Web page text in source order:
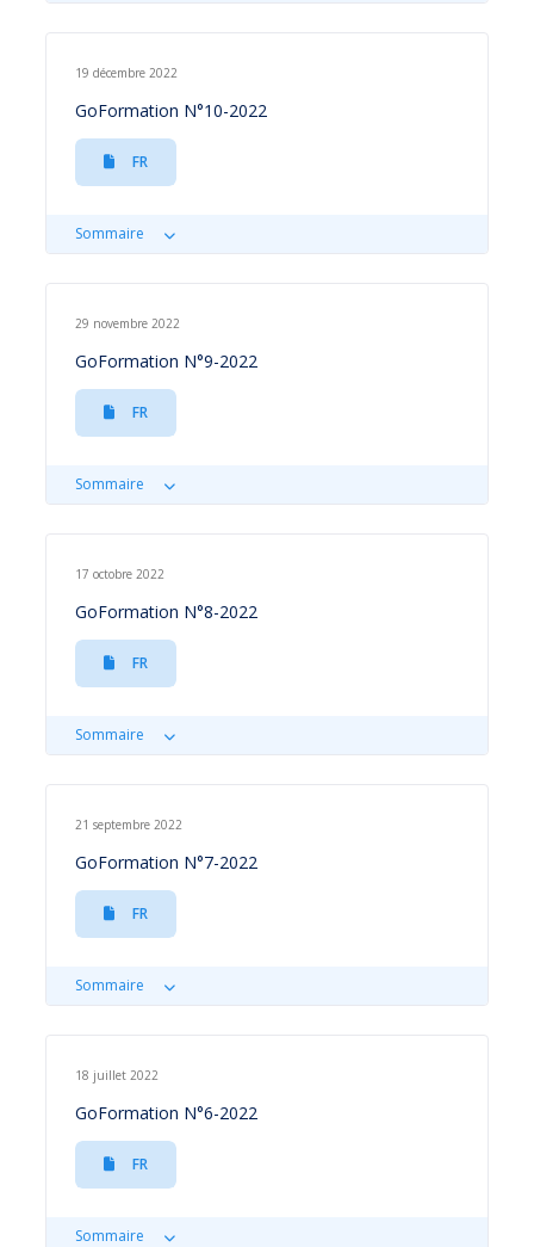
19 décembre 2022
GoFormation N°10-2022
FR
Sommaire
29 novembre 2022
GoFormation N°9-2022
FR
Sommaire
17 octobre 2022
GoFormation N°8-2022
FR
Sommaire
21 septembre 2022
GoFormation N°7-2022
FR
Sommaire
18 juillet 2022
GoFormation N°6-2022
FR
Sommaire